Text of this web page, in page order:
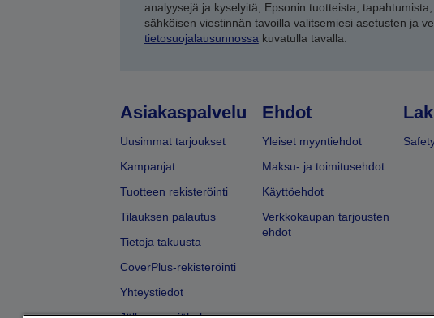
analyysejä ja kyselyitä, Epsonin tuotteista,
sähköisen viestinnän tavoilla valitsemiesi asetusten ja
tietosuojalausunnossakuvatulla tavalla.
Asiakaspalvelu
Uusimmat tarjoukset
Kampanjat
Tuotteen rekisteröinti
Tilauksen palautus
Tietoja takuusta
CoverPlus-rekisteröinti
Yhteystiedot
Ehdot
Yleiset myyntiehdot
Maksu- ja toimitusehdot
Käyttöehdot
Verkkokaupan tarjousten
ehdot